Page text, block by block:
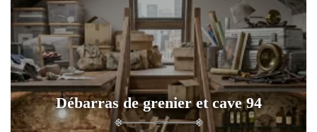
Débarras de grenier et cave 94